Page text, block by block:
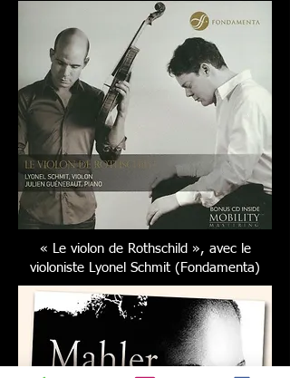
« Le violon de Rothschild », avec le
violoniste Lyonel Schmit (Fondamenta)